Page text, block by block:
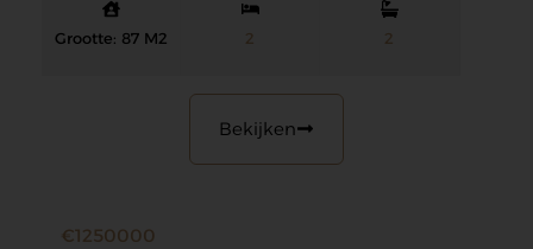
Grootte: 87 M2 2 2
Bekijken
€1250000